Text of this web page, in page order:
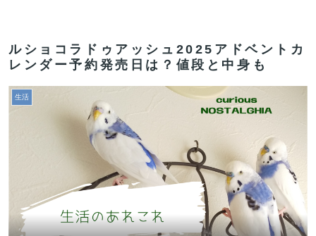
ルショコラドゥアッシュ2025アドベントカ
レンダー予約発売日は？値段と中身も
生活